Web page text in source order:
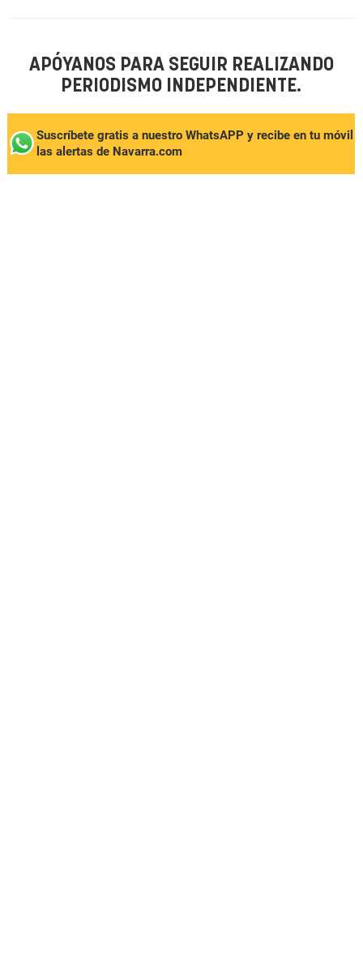
APÓYANOS PARA SEGUIR REALIZANDO
PERIODISMO INDEPENDIENTE.
Suscríbete gratis a nuestro WhatsAPP y recibe en tu móvil
las alertas de Navarra.com